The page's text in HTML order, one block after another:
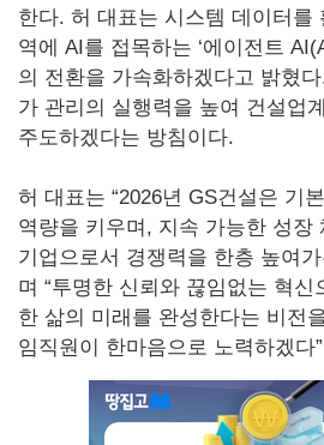
한다. 허 대표는 시스템 데이터를
역에 AI를 접목하는 ‘에이전트
의 전환을 가속화하겠다고 밝혔
가 관리의 실행력을 높여 건설업
주도하겠다는 방침이다.
허 대표는 “2026년 GS건설은 기
역량을 키우며, 지속 가능한 성장
기업으로서 경쟁력을 한층 높여
며 “투명한 신뢰와 끊임없는 혁
한 삶의 미래를 완성한다는 비전
임직원이 한마음으로 노력하겠다